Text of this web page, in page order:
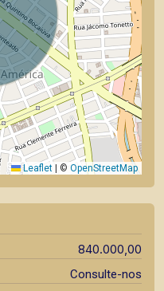
Leaflet © OpenStreetMap
840.000,00
Consulte-nos